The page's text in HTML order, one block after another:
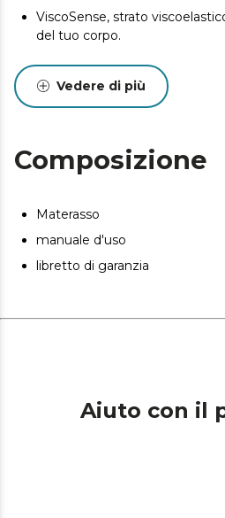
ViscoSense, strato
del tuo corpo.
morbidezza, elevata
ottimale non dipende dalla
trasporto a casa tua nelle
Vedere di più
Composizione
Materasso
manuale d'uso
libretto di garanzia
Aiuto con il